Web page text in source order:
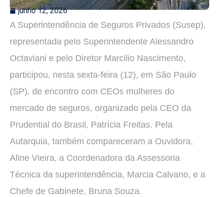
junho 12, 2026
A Superintendência de Seguros Privados (Susep),
representada pelo Superintendente Alessandro
Octaviani e pelo Diretor Marcilio Nascimento,
participou, nesta sexta-feira (12), em São Paulo
(SP), de encontro com CEOs mulheres do
mercado de seguros, organizado pela CEO da
Prudential do Brasil, Patrícia Freitas. Pela
Autarquia, também compareceram a Ouvidora,
Aline Vieira, a Coordenadora da Assessoria
Técnica da superintendência, Marcia Calvano, e a
Chefe de Gabinete, Bruna Souza.